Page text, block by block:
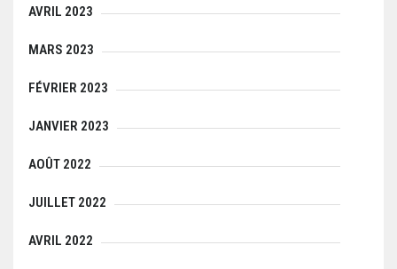
AVRIL 2023
MARS 2023
FÉVRIER 2023
JANVIER 2023
AOÛT 2022
JUILLET 2022
AVRIL 2022